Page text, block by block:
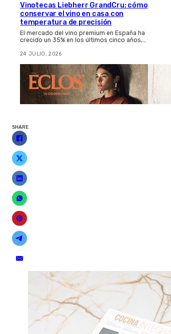
Vinotecas Liebherr GrandCru: cómo
conservar el vino en casa con
temperatura de precisión
El mercado del vino premium en España ha
crecido un 35% en los últimos cinco años,…
24 JULIO, 2026
SHARE